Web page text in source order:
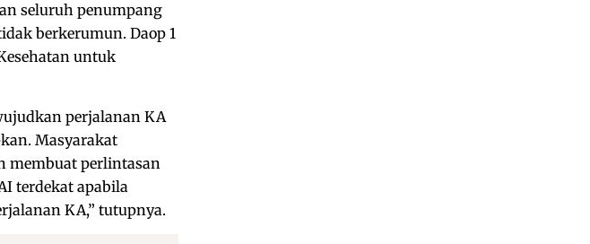
seluruh penumpang
berkerumun. Daop 1
untuk
perjalanan KA
Masyarakat
membuat perlintasan
terdekat apabila
KA,” tutupnya.